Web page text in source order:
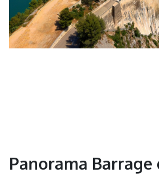
Panorama Barrage